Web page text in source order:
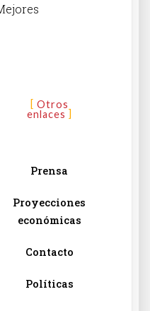
Otros
enlaces
Prensa
Proyecciones
económicas
Contacto
Políticas